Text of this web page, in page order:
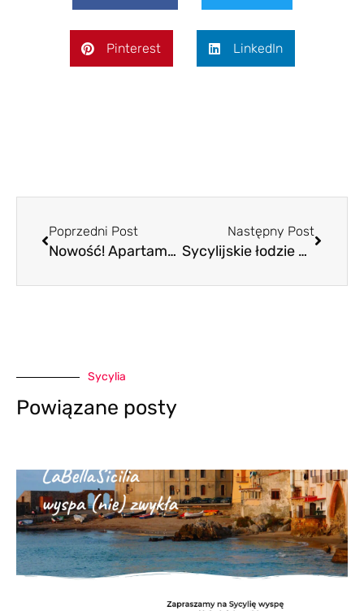
Pinterest LinkedIn
Poprzedni Post
Nowość! Apartamenty na LaBellaSicilia
Następny Post
Sycylijskie łodzie – rękodzieło pełne symboli?
Sycylia
Powiązane posty